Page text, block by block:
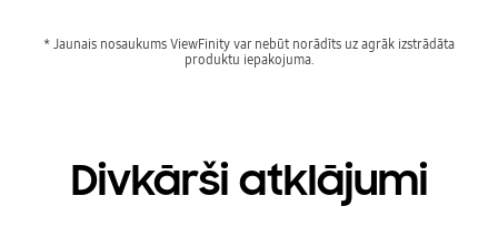
* Jaunais nosaukums ViewFinity var nebūt norādīts uz agrāk izstrādāta
produktu iepakojuma.
Divkārši atklājumi